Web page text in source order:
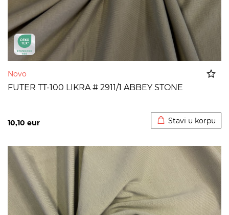
Novo
FUTER TT-100 LIKRA # 2911/1 ABBEY STONE
10,10 eur Stavi u korpu